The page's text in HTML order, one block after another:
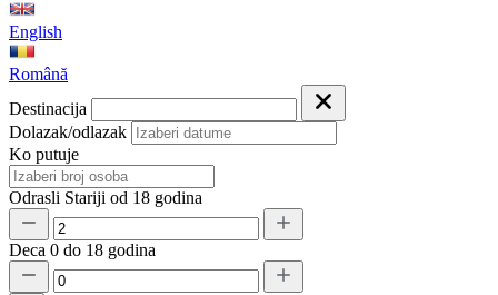
English
Română
Destinacija
Dolazak/odlazak
Ko putuje
Odrasli Stariji od 18 godina
Deca 0 do 18 godina